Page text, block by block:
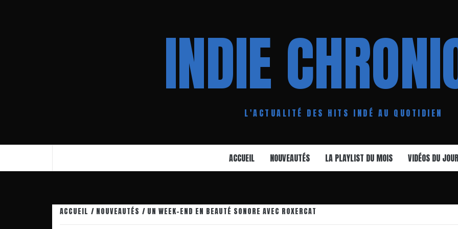
INDIE
L'ACTUALITÉ DES HITS INDÉ AU QUOTIDIEN
ACCUEIL NOUVEAUTÉS LA PLAYLIST DU MOIS VIDÉOS DU JOUR
ACCUEIL NOUVEAUTÉS UN WEEK-END EN BEAUTÉ SONORE AVEC ROXERCAT